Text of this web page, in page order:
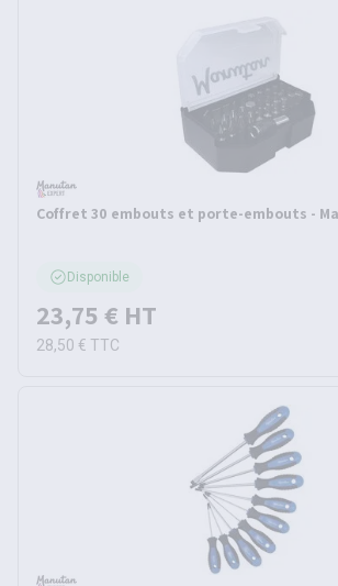
Coffret 30 embouts et porte-embouts -
Disponible
23,75 € HT
28,50 € TTC